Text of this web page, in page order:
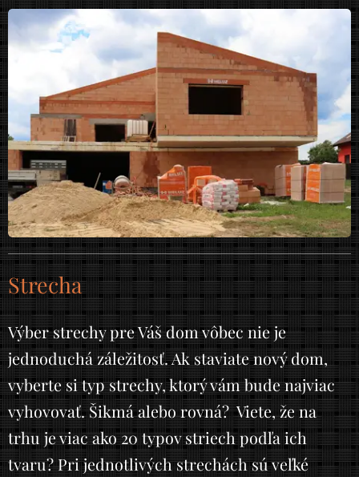
Strecha
Výber strechy pre Váš dom vôbec nie je
jednoduchá záležitosť. Ak staviate nový dom,
vyberte si typ strechy, ktorý vám bude najviac
vyhovovať. Šikmá alebo rovná? Viete, že na
trhu je viac ako 20 typov striech podľa ich
tvaru? Pri jednotlivých strechách sú veľké